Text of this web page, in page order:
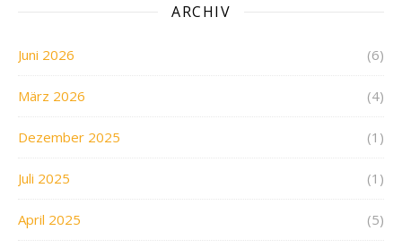
ARCHIV
Juni 2026 (6)
März 2026 (4)
Dezember 2025 (1)
Juli 2025 (1)
April 2025 (5)